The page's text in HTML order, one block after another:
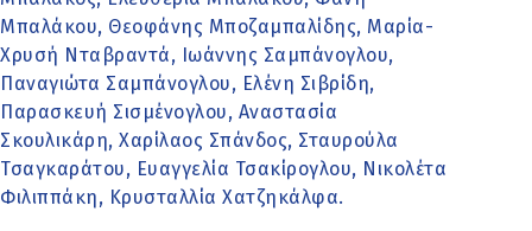
Μπαλάκου, Θεοφάνης Μποζαμπαλίδης, Μαρία-
Χρυσή Νταβραντά, Ιωάννης Σαμπάνογλου,
Παναγιώτα Σαμπάνογλου, Ελένη Σιβρίδη,
Παρασκευή Σισμένογλου, Αναστασία
Σκουλικάρη, Χαρίλαος Σπάνδος, Σταυρούλα
Τσαγκαράτου, Ευαγγελία Τσακίρογλου, Νικολέτα
Φιλιππάκη, Κρυσταλλία Χατζηκάλφα.